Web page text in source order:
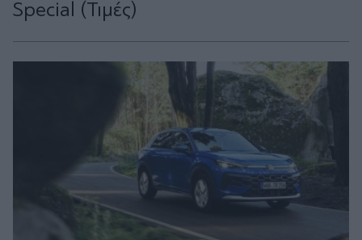
Special (Τιμές)